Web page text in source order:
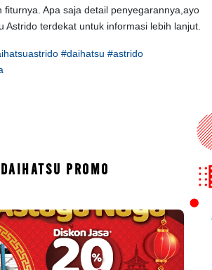
fiturnya. Apa saja detail penyegarannya,ayo
Astrido terdekat untuk informasi lebih lanjut.
#daihatsu #astrido
DAIHATSU PROMO